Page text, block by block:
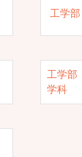
工学
工学部
学科